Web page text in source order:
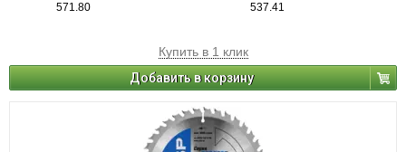
571.80 537.41
Купить в 1 клик
Добавить в корзину